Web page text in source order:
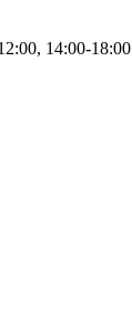
14:00-18:00